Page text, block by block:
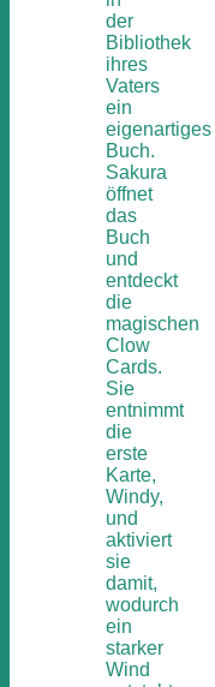
der
Bibliothek
ihres
Vaters
ein
eigenartiges
Buch.
Sakura
öffnet
das
Buch
und
entdeckt
die
magischen
Clow
Cards.
Sie
entnimmt
die
erste
Karte,
Windy,
und
aktiviert
sie
damit,
wodurch
ein
starker
Wind